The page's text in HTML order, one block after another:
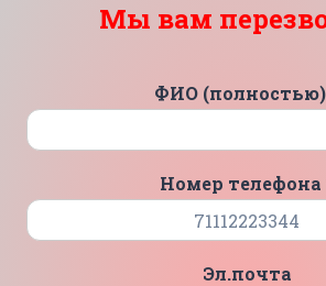
Мы вам
ФИО (полностью)
Номер телефона
Эл.почта